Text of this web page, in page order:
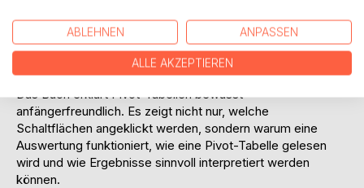
Produkte oder Kundengruppen sind besonders wichtig?
Wie lassen sich Daten nach Monaten, Quartalen und Jahren
Das Buch erklärt Pivot-Tabellen bewusst
anfängerfreundlich. Es zeigt nicht nur, welche
Schaltflächen angeklickt werden, sondern warum eine
Auswertung funktioniert, wie eine Pivot-Tabelle gelesen
wird und wie Ergebnisse sinnvoll interpretiert werden
können.
ABLEHNEN ANPASSEN
ALLE AKZEPTIEREN